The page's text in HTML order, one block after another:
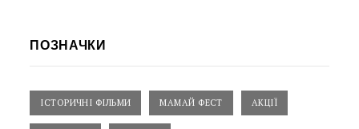
ПОЗНАЧКИ
ІСТОРИЧНІ ФІЛЬМИ МАМАЙ ФЕСТ АКЦІЇ